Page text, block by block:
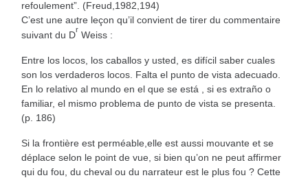
refoulement”. (Freud,1982,194)
C’est une autre leçon qu’il convient de tirer du commentaire
suivant du D
r
Weiss :
Entre los locos, los caballos y usted, es difícil saber cuales
son los verdaderos locos. Falta el punto de vista adecuado.
En lo relativo al mundo en el que se está , si es extraño o
familiar, el mismo problema de punto de vista se presenta.
(p. 186)
Si la frontière est perméable,elle est aussi mouvante et se
déplace selon le point de vue, si bien qu’on ne peut affirmer
qui du fou, du cheval ou du narrateur est le plus fou ? Cette